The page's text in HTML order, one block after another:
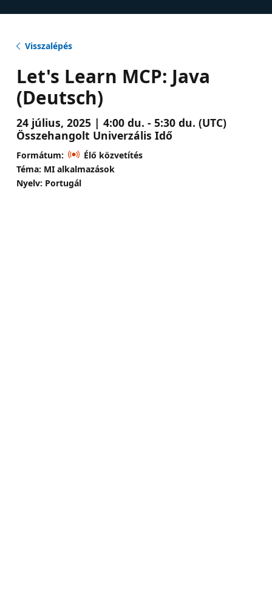
Visszalépés
Let's Learn MCP: Java
(Deutsch)
24 július, 2025 | 4:00 du. - 5:30 du. (UTC)
Összehangolt Univerzális Idő
Formátum:
Élő közvetítés
Téma: MI alkalmazások
Nyelv: Portugál